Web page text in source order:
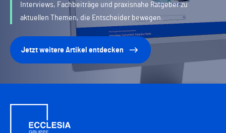
Interviews, Fachbeiträge und praxisnahe Ratgeber zu
aktuellen Themen, die Entscheider bewegen.
Jetzt weitere Artikel entdecken